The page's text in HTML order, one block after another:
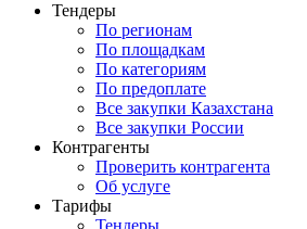
Тендеры
По регионам
По площадкам
По категориям
По предоплате
Все закупки Казахстана
Все закупки России
Контрагенты
Проверить контрагента
Об услуге
Тарифы